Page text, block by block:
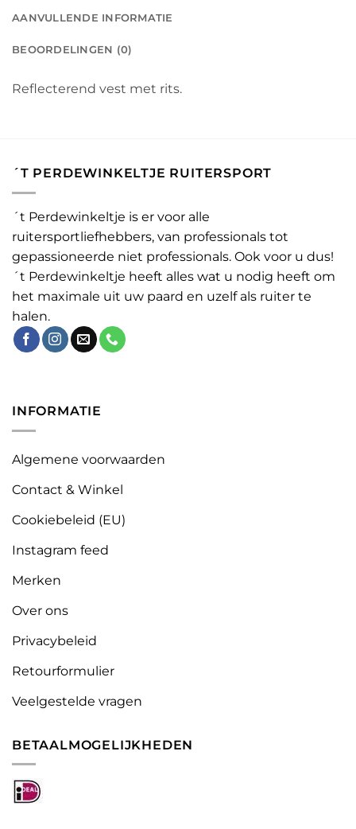
AANVULLENDE INFORMATIE
BEOORDELINGEN (0)
Reflecterend vest met rits.
´T PERDEWINKELTJE RUITERSPORT
´t Perdewinkeltje is er voor alle
ruitersportliefhebbers, van professionals tot
gepassioneerde niet professionals. Ook voor u dus!
´t Perdewinkeltje heeft alles wat u nodig heeft om
het maximale uit uw paard en uzelf als ruiter te
halen.
INFORMATIE
Algemene voorwaarden
Contact & Winkel
Cookiebeleid (EU)
Instagram feed
Merken
Over ons
Privacybeleid
Retourformulier
Veelgestelde vragen
BETAALMOGELIJKHEDEN